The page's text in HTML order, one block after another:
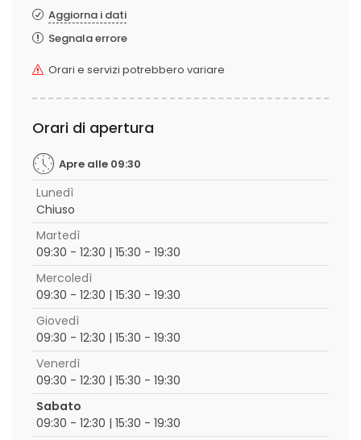
Aggiorna i dati
Segnala errore
Orari e servizi potrebbero variare
Orari di apertura
Apre alle 09:30
Lunedì
Chiuso
Martedì
09:30 - 12:30 | 15:30 - 19:30
Mercoledì
09:30 - 12:30 | 15:30 - 19:30
Giovedì
09:30 - 12:30 | 15:30 - 19:30
Venerdì
09:30 - 12:30 | 15:30 - 19:30
Sabato
09:30 - 12:30 | 15:30 - 19:30